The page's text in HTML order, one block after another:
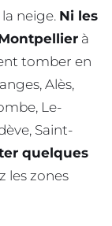
neige. Ni les
à
tomber en
Alès,
Le-
Saint-
quelques
les zones